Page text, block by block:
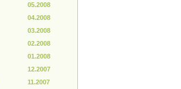
05.2008
04.2008
03.2008
02.2008
01.2008
12.2007
11.2007